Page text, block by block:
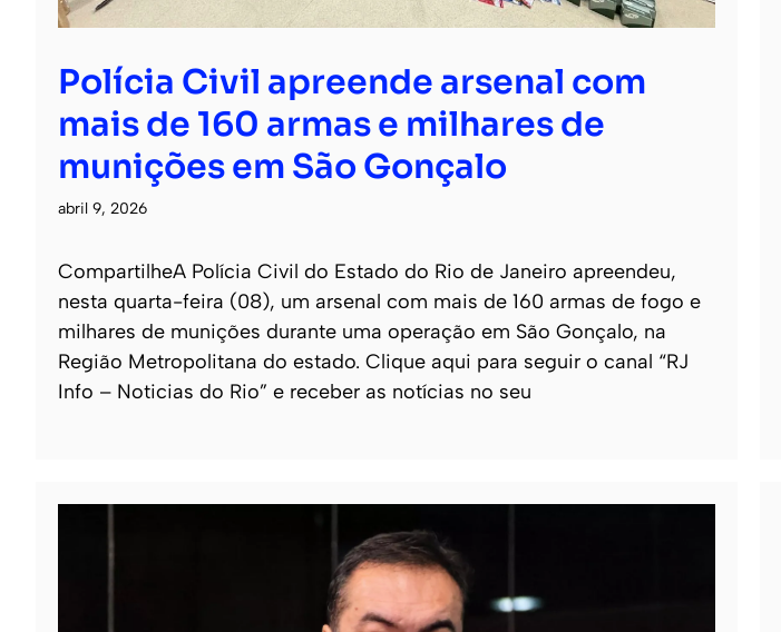
Polícia Civil apreende arsenal com
mais de 160 armas e milhares de
munições em São Gonçalo
abril 9, 2026
CompartilheA Polícia Civil do Estado do Rio de Janeiro apreendeu,
nesta quarta-feira (08), um arsenal com mais de 160 armas de fogo e
milhares de munições durante uma operação em São Gonçalo, na
Região Metropolitana do estado. Clique aqui para seguir o canal “RJ
Info – Noticias do Rio” e receber as notícias no seu